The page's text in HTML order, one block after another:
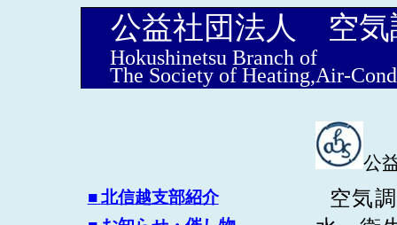
公益社団法人 空
Hokushinetsu Branch of
The Society of Heating,Air-
公
■ 北信越支部紹介
空気